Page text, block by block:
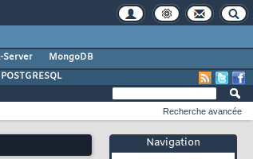
Server
MongoDB
Navigation
Recherche avancée